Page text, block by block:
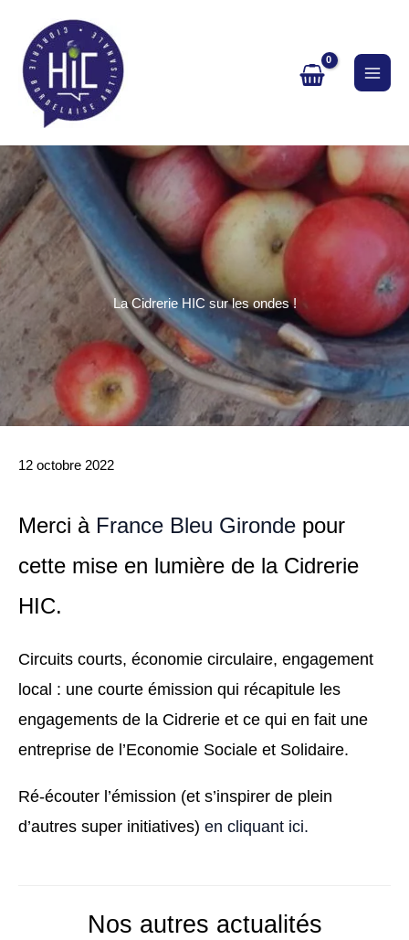
contenu
La Cidrerie HIC sur les ondes !
12 octobre 2022
Merci à France Bleu Gironde pour
cette mise en lumière de la Cidrerie
HIC.
Circuits courts, économie circulaire, engagement
local : une courte émission qui récapitule les
engagements de la Cidrerie et ce qui en fait une
entreprise de l’Economie Sociale et Solidaire.
Ré-écouter l’émission (et s’inspirer de plein
d’autres super initiatives) en cliquant ici.
Nos autres actualités